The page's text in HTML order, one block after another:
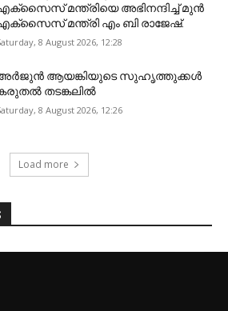
മന്ത്രിയെ അഭിനന്ദിച്ച് മുന്‍
മന്ത്രി എം ബി രാജേഷ്.
8 August 2026, 12:28
ആയങ്കിയുടെ സുഹൃത്തുക്കൾ
തടങ്കലിൽ
8 August 2026, 12:26
Load more